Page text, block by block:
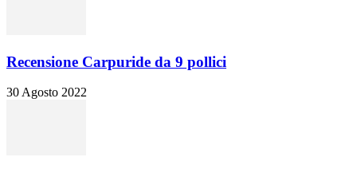
Recensione Carpuride da 9 pollici
30 Agosto 2022